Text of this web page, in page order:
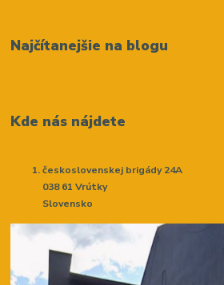
Najčítanejšie na blogu
Kde nás nájdete
československej brigády 24A
038 61 Vrútky
Slovensko